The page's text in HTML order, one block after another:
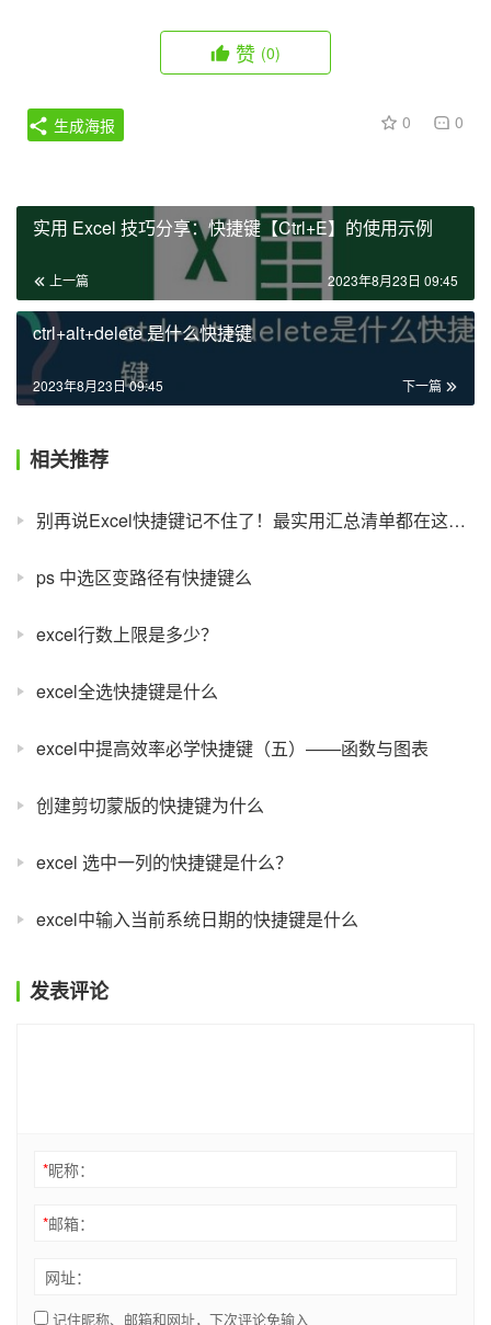
赞 (0)
0 0
生成海报
实用 Excel 技巧分享：快捷键【Ctrl+E】的使用示例
上一篇 2023年8月23日 09:45
ctrl+alt+delete 是什么快捷键
下一篇
2023年8月23日 09:45
相关推荐
别再说Excel快捷键记不住了！最实用汇总清单都在这里了！
ps 中选区变路径有快捷键么
excel行数上限是多少？
excel全选快捷键是什么
excel中提高效率必学快捷键（五）——函数与图表
创建剪切蒙版的快捷键为什么
excel 选中一列的快捷键是什么？
excel中输入当前系统日期的快捷键是什么
发表评论
*昵称：
*邮箱：
网址：
记住昵称、邮箱和网址，下次评论免输入